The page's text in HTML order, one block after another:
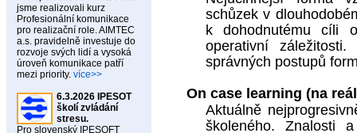
jsme realizovali kurz
Profesionální komunikace
pro realizační role. AIMTEC
a.s. pravidelně investuje do
rozvoje svých lidí a vysoká
úroveň komunikace patří
mezi priority. více>>
6.3.2026 IPESOT
školí zvládání
stresu.
Pro slovenský IPESOFT
schůzek v
k dohodnutému cíli
operativní
správných postupů
On case learning (na
Aktuálně
školeného. Znalosti